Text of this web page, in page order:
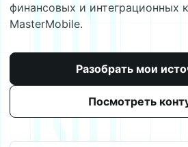
финансовых и интеграционных
MasterMobile.
Разобрать мои
Посмотреть